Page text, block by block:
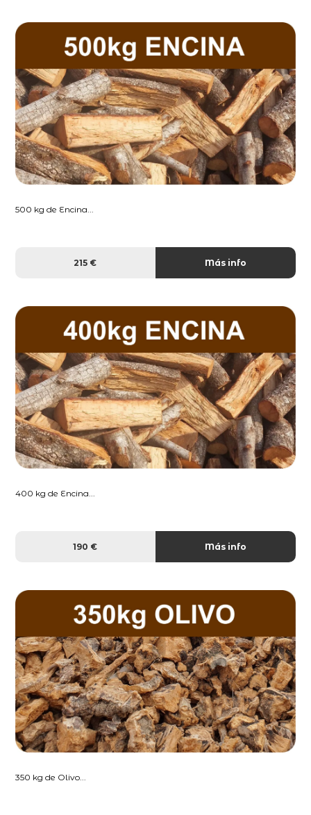
500 kg de Encina...
215 € Más info
400 kg de Encina...
190 € Más info
350 kg de Olivo...